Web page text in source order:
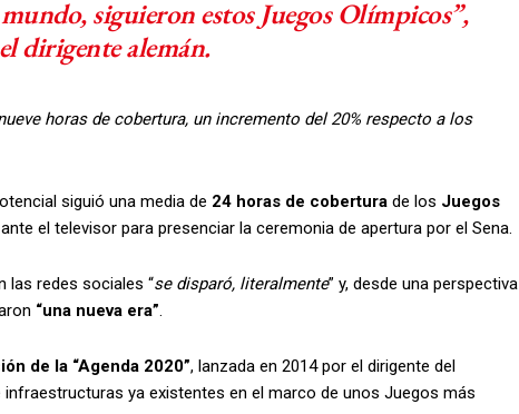
siguieron estos Juegos Olímpicos”,
dirigente alemán.
horas de cobertura, un incremento del 20% respecto a los
siguió una media de 24 horas de cobertura de los Juegos
el televisor para presenciar la ceremonia de apertura por el Sena.
las redes sociales “se disparó, literalmente” y, desde una perspectiva
“una nueva era”.
de la “Agenda 2020”, lanzada en 2014 por el dirigente del
ya existentes en el marco de unos Juegos más